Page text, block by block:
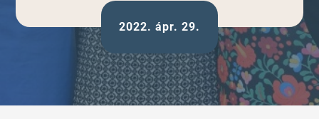
2022. ápr. 29.